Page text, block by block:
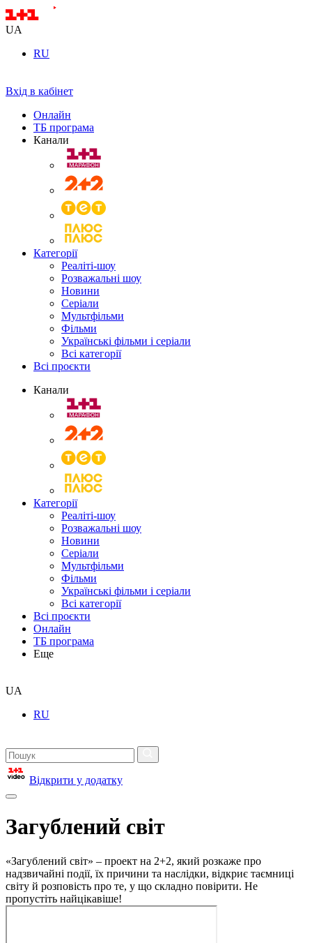
UA
RU
Вхід в кабінет
Онлайн
ТБ програма
Канали
Категорії
Реаліті-шоу
Розважальні шоу
Новини
Серіали
Мультфільми
Фільми
Українські фільми і серіали
Всі категорії
Всі проєкти
Канали
Категорії
Реаліті-шоу
Розважальні шоу
Новини
Серіали
Мультфільми
Фільми
Українські фільми і серіали
Всі категорії
Всі проєкти
Онлайн
ТБ програма
Еще
UA
RU
Відкрити у додатку
Загублений світ
«Загублений світ» – проект на 2+2, який розкаже про
надзвичайні події, їх причини та наслідки, відкриє таємниці
світу й розповість про те, у що складно повірити. Не
пропустіть найцікавіше!